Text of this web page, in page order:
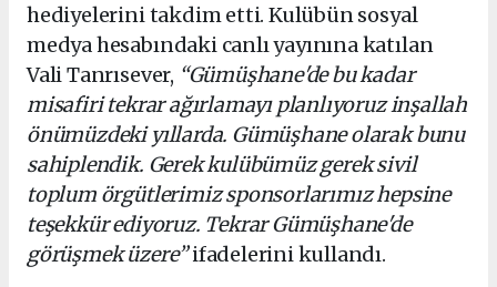
hediyelerini takdim etti. Kulübün sosyal
medya hesabındaki canlı yayınına katılan
Vali Tanrısever, “Gümüşhane'de bu kadar
misafiri tekrar ağırlamayı planlıyoruz inşallah
önümüzdeki yıllarda. Gümüşhane olarak bunu
sahiplendik. Gerek kulübümüz gerek sivil
toplum örgütlerimiz sponsorlarımız hepsine
teşekkür ediyoruz. Tekrar Gümüşhane'de
görüşmek üzere”ifadelerini kullandı.